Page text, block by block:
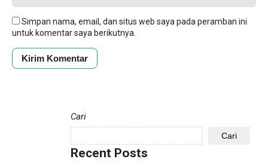
Simpan nama, email, dan situs web saya pada peramban ini
untuk komentar saya berikutnya.
Cari
Cari
Recent Posts